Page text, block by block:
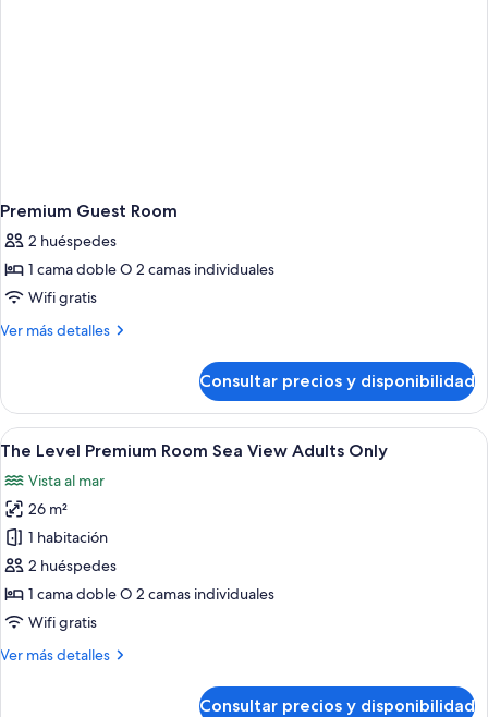
Premium Guest Room
2 huéspedes
1 cama doble O 2 camas individuales
Wifi gratis
Ver más detalles
Más
Guest
Room
Consultar precios y disponibilidad
Abrir
todas
las
fotos
de
The
Level
Premium
Sea
Habitación de hotel con una cama
13
The Level Premium Room Sea View Adults Only
Vista al mar
26 m²
1 habitación
2 huéspedes
1 cama doble O 2 camas individuales
Wifi gratis
Ver más detalles
Más
Consultar precios y disponibilidad